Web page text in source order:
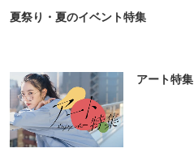
夏祭り・夏のイベント特集
アート特集